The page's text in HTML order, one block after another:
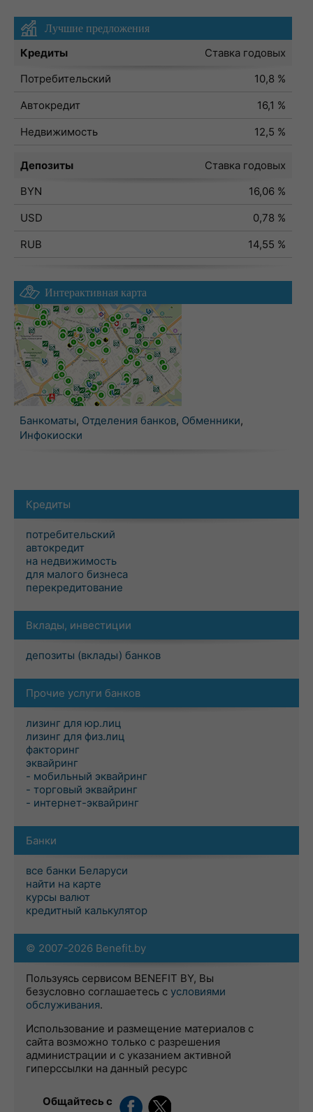
Лучшие предложения
Кредиты
Ставка годовых
Потребительский
10,8 %
Автокредит
16,1 %
Недвижимость
12,5 %
Депозиты
Ставка годовых
BYN
16,06 %
USD
0,78 %
RUB
14,55 %
Интерактивная карта
Банкоматы, Отделения банков, Обменники,
Инфокиоски
Кредиты
потребительский
автокредит
на недвижимость
для малого бизнеса
перекредитование
Вклады, инвестиции
депозиты (вклады) банков
Прочие услуги банков
лизинг для юр.лиц
лизинг для физ.лиц
факторинг
эквайринг
- мобильный эквайринг
- торговый эквайринг
- интернет-эквайринг
Банки
все банки Беларуси
найти на карте
курсы валют
кредитный калькулятор
© 2007-2026 Benefit.by
Пользуясь сервисом BENEFIT BY, Вы
безусловно соглашаетесь с условиями
обслуживания.
Использование и размещение материалов с
сайта возможно только с разрешения
администрации и с указанием активной
гиперссылки на данный ресурс
Общайтесь с